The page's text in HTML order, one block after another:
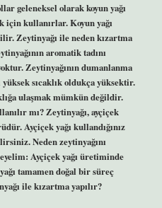
geleneksel olarak koyun yağı
için kullanırlar. Koyun yağı
Zeytinyağı ile neden kızartma
aromatik tadını
Zeytinyağının dumanlanma
yüksek sıcaklık oldukça yüksektir.
ulaşmak mümkün değildir.
mı? Zeytinyağı, ayçiçek
Ayçiçek yağı kullandığınız
Neden zeytinyağını
Ayçiçek yağı üretiminde
tamamen doğal bir süreç
ile kızartma yapılır?